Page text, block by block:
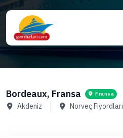
Bordeaux, Fransa Fransa
Akdeniz Norveç Fiyordları